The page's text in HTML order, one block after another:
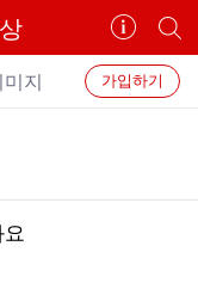
카
페
정
보
개
별
카
페
가입하기
미지